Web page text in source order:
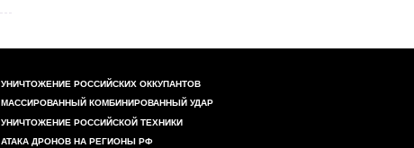
УНИЧТОЖЕНИЕ РОССИЙСКИХ ОККУПАНТОВ
МАССИРОВАННЫЙ КОМБИНИРОВАННЫЙ УДАР
УНИЧТОЖЕНИЕ РОССИЙСКОЙ ТЕХНИКИ
АТАКА ДРОНОВ НА РЕГИОНЫ РФ